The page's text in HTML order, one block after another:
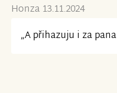
Honza 13.11.2024
„A přihazuju i za